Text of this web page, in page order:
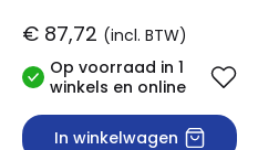
€ 87,72 (incl. BTW)
Op voorraad in 1
winkels en online
In winkelwagen